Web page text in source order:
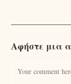
Αφήστε μια